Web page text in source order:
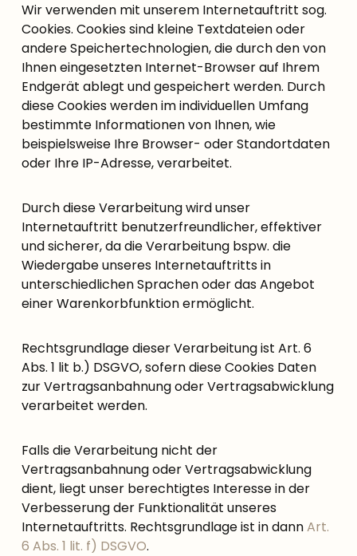
Wir verwenden mit unserem Internetauftritt sog.
Cookies. Cookies sind kleine Textdateien oder
andere Speichertechnologien, die durch den von
Ihnen eingesetzten Internet-Browser auf Ihrem
Endgerät ablegt und gespeichert werden. Durch
diese Cookies werden im individuellen Umfang
bestimmte Informationen von Ihnen, wie
beispielsweise Ihre Browser- oder Standortdaten
oder Ihre IP-Adresse, verarbeitet.
Durch diese Verarbeitung wird unser
Internetauftritt benutzerfreundlicher, effektiver
und sicherer, da die Verarbeitung bspw. die
Wiedergabe unseres Internetauftritts in
unterschiedlichen Sprachen oder das Angebot
einer Warenkorbfunktion ermöglicht.
Rechtsgrundlage dieser Verarbeitung ist Art. 6
Abs. 1 lit b.) DSGVO, sofern diese Cookies Daten
zur Vertragsanbahnung oder Vertragsabwicklung
verarbeitet werden.
Falls die Verarbeitung nicht der
Vertragsanbahnung oder Vertragsabwicklung
dient, liegt unser berechtigtes Interesse in der
Verbesserung der Funktionalität unseres
Internetauftritts. Rechtsgrundlage ist in dannArt.
6 Abs. 1 lit. f) DSGVO.